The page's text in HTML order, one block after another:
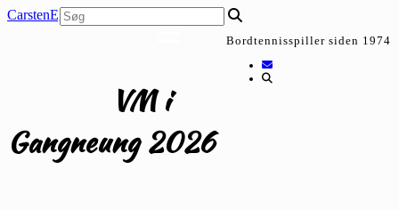
Skip
CarstenEgeholt.dk
Bordtennisspiller siden 1974
VM i
Gangneung 2026